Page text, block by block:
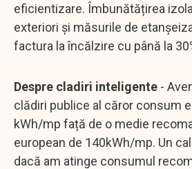
eficientizare. Îmbunătățirea
exteriori și măsurile de
factura la încălzire cu până la
Despre cladiri inteligente -
clădiri publice al căror consum
kWh/mp față de o medie
european de 140kWh/mp. Un
dacă am atinge consumul